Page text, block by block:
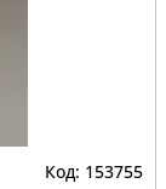
153755